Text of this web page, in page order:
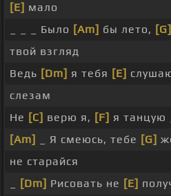
[E] мало
_ _ _ Было [Am] бы лето, [G]
твой взгляд
Ведь [Dm] я тебя [E]
слезам
Не [C] верю я, [F] я танцую
[Am]
_ Я смеюсь, тебе [G]
не старайся
[Dm] Рисовать не [E]